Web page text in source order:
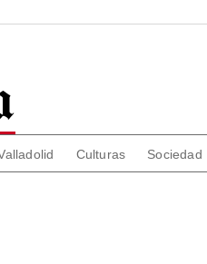
Culturas Sociedad